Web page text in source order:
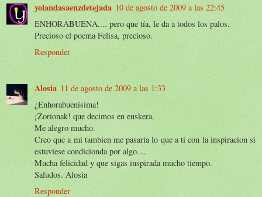
yolandasaenzdetejada 10 de agosto de 2009 a las 22:45
ENHORABUENA.... pero que tía, le da a todos los palos.
Precioso el poema Felisa, precioso.
Responder
Alosia 11 de agosto de 2009 a las 1:33
¿Enhorabuenisima!
¡Zorionak! que decimos en euskera.
Me alegro mucho.
Creo que a mi tambien me pasaria lo que a ti con la inspiracion si
estuviese condicionda por algo....
Mucha felicidad y que sigas inspirada mucho tiempo.
Saludos. Alosia
Responder